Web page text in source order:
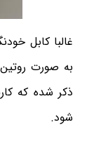
به صورت
ذکر شده که
شود.